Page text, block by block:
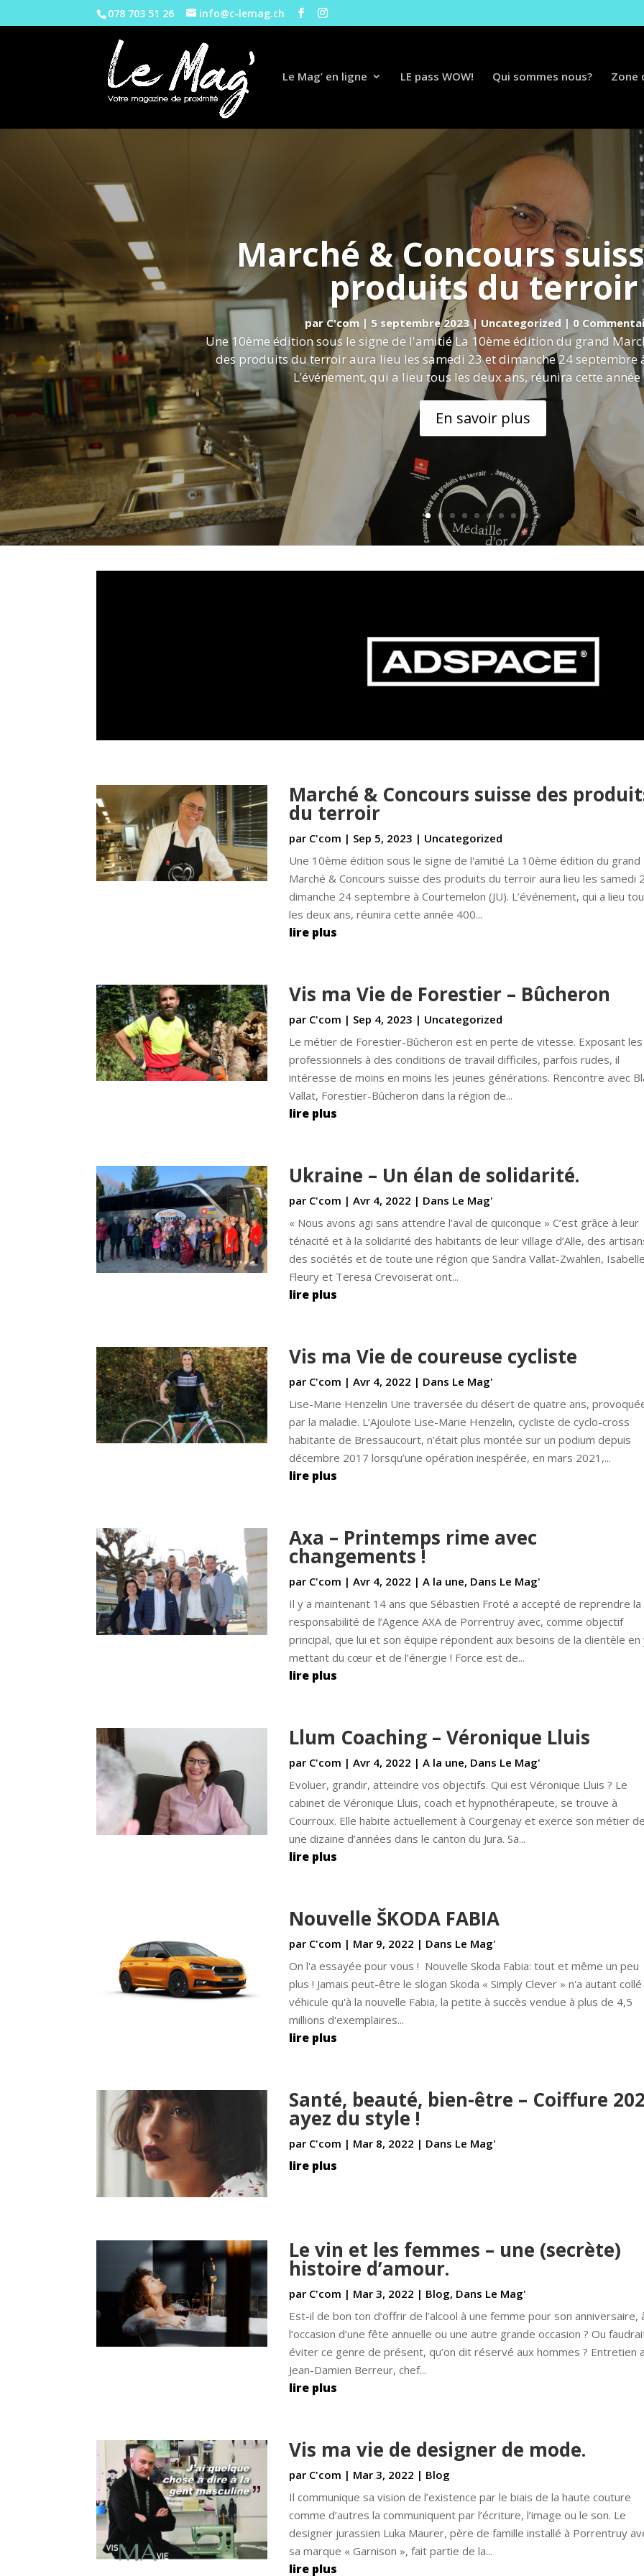
078 703 51 26 info@c-lemag.ch
Le Mag’ en ligne LE pass WOW! Qui sommes nous? Zone
Marché & Concours
produits du terroir
parC'com| 5 septembre 2023| Uncategorized | 0
Une 10ème édition sous le signe de l'amitié La 10ème édition du grand
des produits du terroir aura lieu les samedi 23 et dimanche 24 septembre
L’événement, qui a lieu tous les deux ans, réunira cette année
En savoir plus
Marché & Concours suisse des
du terroir
par C'com | Sep 5, 2023 | Uncategorized
Une 10ème édition sous le signe de l'amitié La 10ème édition du grand
Marché & Concours suisse des produits du terroir aura lieu les samedi
dimanche 24 septembre à Courtemelon (JU). L’événement, qui a lieu
les deux ans, réunira cette année 400...
lire plus
Vis ma Vie de Forestier – Bûcheron
par C'com | Sep 4, 2023 | Uncategorized
Le métier de Forestier-Bûcheron est en perte de vitesse. Exposant les
professionnels à des conditions de travail difficiles, parfois rudes, il
intéresse de moins en moins les jeunes générations. Rencontre avec
Vallat, Forestier-Bûcheron dans la région de...
lire plus
Ukraine – Un élan de solidarité.
par C'com | Avr 4, 2022 | Dans Le Mag'
« Nous avons agi sans attendre l’aval de quiconque » C’est grâce à leur
ténacité et à la solidarité des habitants de leur village d’Alle, des
des sociétés et de toute une région que Sandra Vallat-Zwahlen, Isabelle
Fleury et Teresa Crevoiserat ont...
lire plus
Vis ma Vie de coureuse cycliste
par C'com | Avr 4, 2022 | Dans Le Mag'
Lise-Marie Henzelin Une traversée du désert de quatre ans,
par la maladie. L’Ajoulote Lise-Marie Henzelin, cycliste de cyclo-cross
habitante de Bressaucourt, n’était plus montée sur un podium depuis
décembre 2017 lorsqu’une opération inespérée, en mars 2021,...
lire plus
Axa – Printemps rime avec
changements !
par C'com | Avr 4, 2022 | A la une, Dans Le Mag'
Il y a maintenant 14 ans que Sébastien Froté a accepté de reprendre la
responsabilité de l’Agence AXA de Porrentruy avec, comme objectif
principal, que lui et son équipe répondent aux besoins de la clientèle en
mettant du cœur et de l’énergie ! Force est de...
lire plus
Llum Coaching – Véronique Lluis
par C'com | Avr 4, 2022 | A la une, Dans Le Mag'
Evoluer, grandir, atteindre vos objectifs. Qui est Véronique Lluis ? Le
cabinet de Véronique Lluis, coach et hypnothérapeute, se trouve à
Courroux. Elle habite actuellement à Courgenay et exerce son métier
une dizaine d’années dans le canton du Jura. Sa...
lire plus
Nouvelle ŠKODA FABIA
par C'com | Mar 9, 2022 | Dans Le Mag'
On l'a essayée pour vous ! Nouvelle Skoda Fabia: tout et même un peu
plus ! Jamais peut-être le slogan Skoda « Simply Clever » n'a autant collé
véhicule qu'à la nouvelle Fabia, la petite à succès vendue à plus de 4,5
millions d'exemplaires...
lire plus
Santé, beauté, bien-être – Coiffure
ayez du style !
par C'com | Mar 8, 2022 | Dans Le Mag'
lire plus
Le vin et les femmes – une (secrète)
histoire d’amour.
par C'com | Mar 3, 2022 | Blog, Dans Le Mag'
Est-il de bon ton d’offrir de l’alcool à une femme pour son anniversaire,
l’occasion d’une fête annuelle ou une autre grande occasion ? Ou
éviter ce genre de présent, qu’on dit réservé aux hommes ? Entretien
Jean-Damien Berreur, chef...
lire plus
Vis ma vie de designer de mode.
par C'com | Mar 3, 2022 | Blog
Il communique sa vision de l’existence par le biais de la haute couture
comme d’autres la communiquent par l’écriture, l’image ou le son. Le
designer jurassien Luka Maurer, père de famille installé à Porrentruy
sa marque « Garnison », fait partie de la...
lire plus